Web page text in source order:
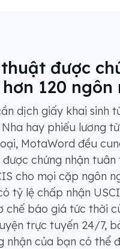
được
120 ngôn
dịch giấy khai sinh
Nha hay phiếu lương
MotaWord đều
chứng nhận tuân
cho mọi cặp ngôn
tỷ lệ chấp nhận
chế báo giá tức thời
trực tuyến 24/7,
nhận của bạn có thể